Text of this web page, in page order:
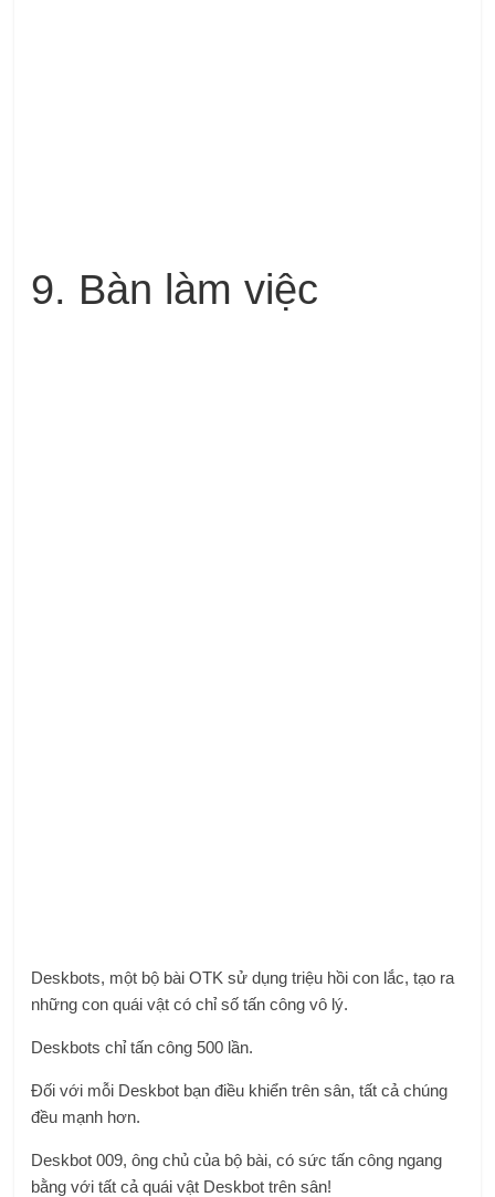
9. Bàn làm việc
Deskbots, một bộ bài OTK sử dụng triệu hồi con lắc, tạo ra
những con quái vật có chỉ số tấn công vô lý.
Deskbots chỉ tấn công 500 lần.
Đối với mỗi Deskbot bạn điều khiển trên sân, tất cả chúng
đều mạnh hơn.
Deskbot 009, ông chủ của bộ bài, có sức tấn công ngang
bằng với tất cả quái vật Deskbot trên sân!